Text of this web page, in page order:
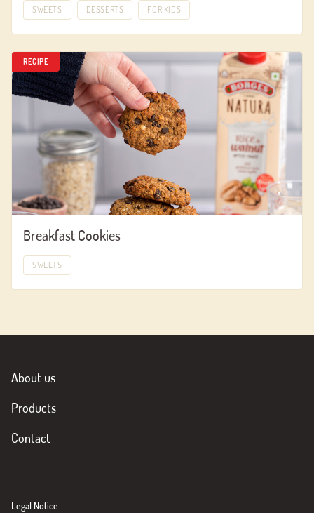
SWEETS DESSERTS FOR KIDS
RECIPE
Breakfast Cookies
SWEETS
About us
Products
Contact
Legal Notice